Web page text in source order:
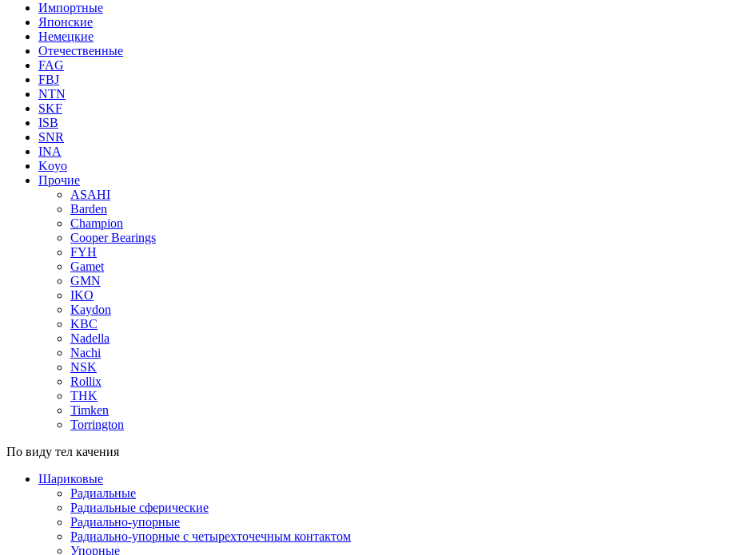
Импортные
Японские
Немецкие
Отечественные
FAG
FBJ
NTN
SKF
ISB
SNR
INA
Koyo
Прочие
ASAHI
Barden
Champion
Cooper Bearings
FYH
Gamet
GMN
IKO
Kaydon
KBC
Nadella
Nachi
NSK
Rollix
THK
Timken
Torrington
По виду тел качения
Шариковые
Радиальные
Радиальные сферические
Радиально-упорные
Радиально-упорные с четырехточечным контактом
Упорные